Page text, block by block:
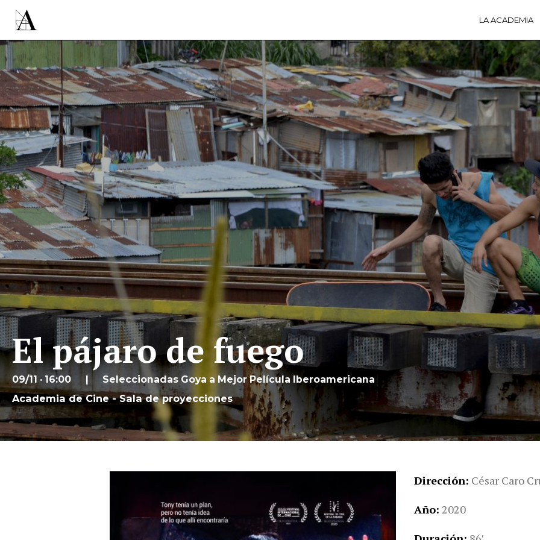
LA ACADEMIA
El pájaro de fuego
09/11 · 16:00 Seleccionadas Goya a Mejor Película Iberoamericana
Academia de Cine - Sala de proyecciones
Dirección César Caro
Año 2020
LA